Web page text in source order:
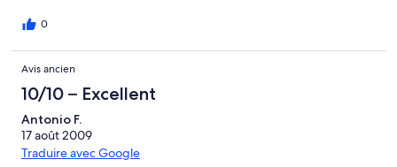
quite a lot and this was a really good find, worth the money for
0
Avis ancien
10/10 – Excellent
Antonio F.
17 août 2009
Traduire avec Google